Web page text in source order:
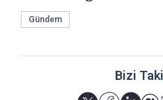
Gündem
Bizi